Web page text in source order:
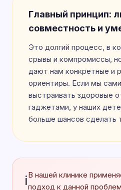
Главный принцип:
совместность и
Это долгий процесс, в
срывы и компромиссы,
дают нам конкретные и
ориентиры. Если мы
выстраивать здоровые
гаджетами, у наших
больше шансов сделать
ℹ️В нашей клинике
подход к данной